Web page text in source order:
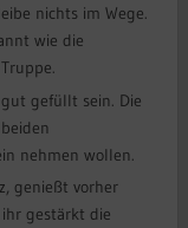
nichts im Wege.
wie die
gefüllt sein. Die
nehmen wollen.
genießt vorher
gestärkt die